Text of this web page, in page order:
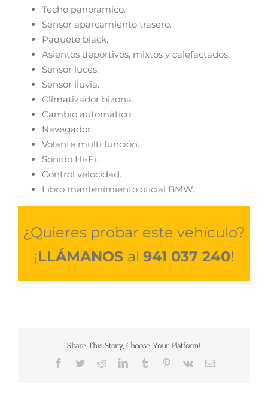
Techo panoramico.
Sensor aparcamiento trasero.
Paquete black.
Asientos deportivos, mixtos y calefactados.
Sensor luces.
Sensor lluvia.
Climatizador bizona.
Cambio automático.
Navegador.
Volante multi función.
Sonido Hi-Fi.
Control velocidad.
Libro mantenimiento oficial BMW.
¿Quieres probar este vehículo?
¡LLÁMANOS al 941 037 240!
Share This Story, Choose Your Platform!
Facebook
TwitterRedditLinkedInTumblr Pinterest
Vk
Correo